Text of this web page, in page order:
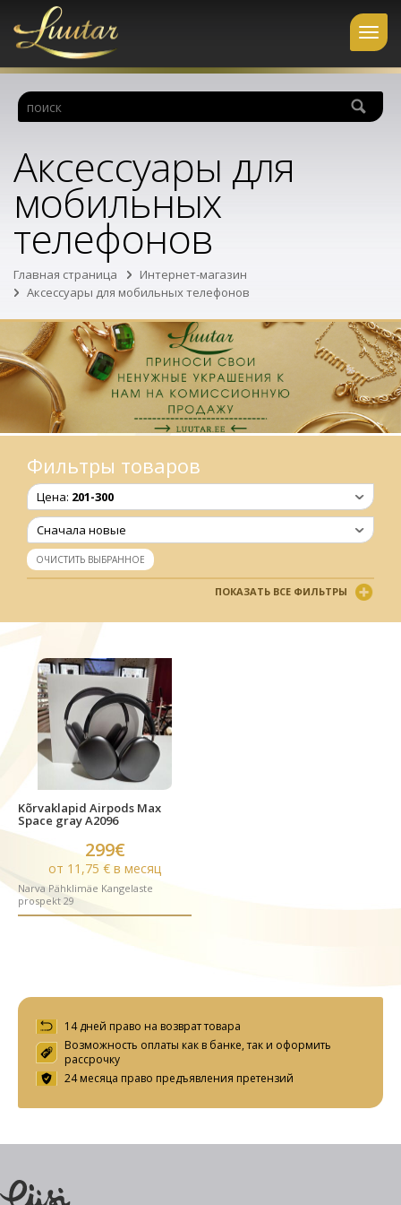
Аксессуары для
мобильных
телефонов
Главная страница
Интернет-магазин
Аксессуары для мобильных телефонов
Фильтры товаров
Цена: 201-300
Сначала новые
ОЧИСТИТЬ ВЫБРАННОЕ
ПОКАЗАТЬ ВСЕ ФИЛЬТРЫ
Kõrvaklapid Airpods Max
Space gray A2096
299€
от 11,75 € в месяц
Narva Pähklimäe Kangelaste
prospekt 29
14 дней право на возврат товара
Возможность оплаты как в банке, так и оформить
рассрочку
24 месяца право предъявления претензий